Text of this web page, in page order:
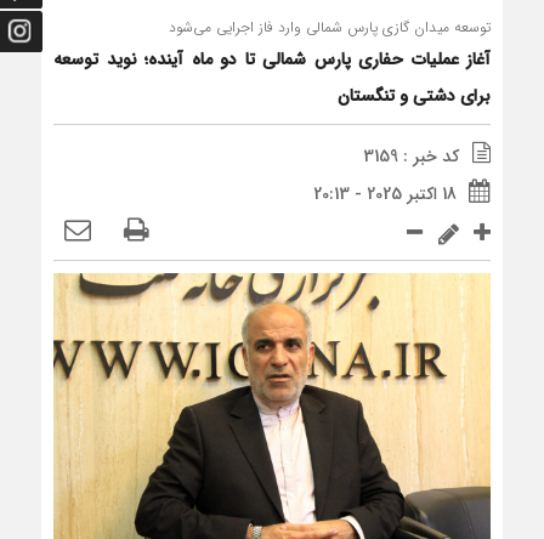
توسعه میدان گازی پارس شمالی وارد فاز اجرایی می‌شود
آغاز عملیات حفاری پارس شمالی تا دو ماه آینده؛ نوید توسعه
برای دشتی و تنگستان
کد خبر : 3159
18 اکتبر 2025 - 20:13